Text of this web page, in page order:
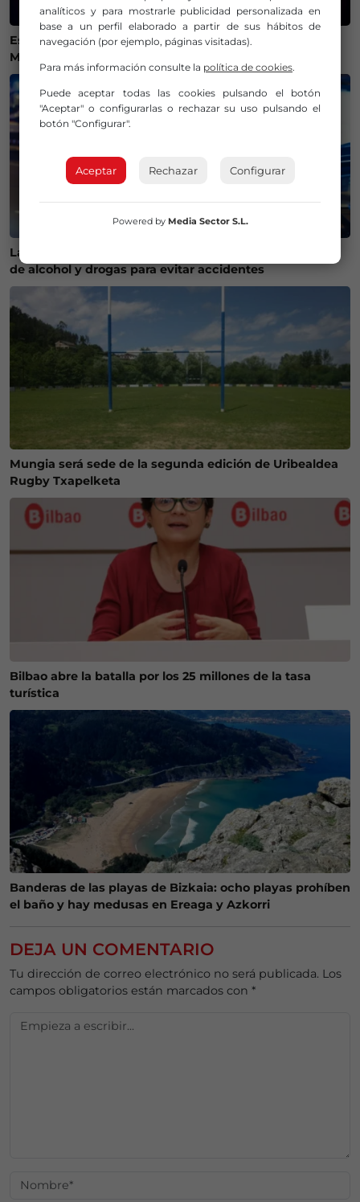
Estos son los mejores lugares de Bizkaia y Las
Merindades para ver el eclipse del 12 de agosto
La Policía Municipal de Bilbao intensifica los controles
de alcohol y drogas para evitar accidentes
Mungia será sede de la segunda edición de Uribealdea
Rugby Txapelketa
Bilbao abre la batalla por los 25 millones de la tasa
turística
Banderas de las playas de Bizkaia: ocho playas prohíben
el baño y hay medusas en Ereaga y Azkorri
DEJA UN COMENTARIO
Tu dirección de correo electrónico no será publicada. Los
campos obligatorios están marcados con *
analíticos y para mostrarle publicidad personalizada en
base a un perfil elaborado a partir de sus hábitos de
navegación (por ejemplo, páginas visitadas).
Para más información consulte la política de cookies.
Puede aceptar todas las cookies pulsando el botón
"Aceptar" o configurarlas o rechazar su uso pulsando el
botón "Configurar".
Aceptar Rechazar Configurar
Powered by Media Sector S.L.